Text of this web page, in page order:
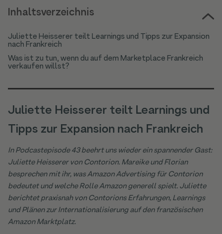
Inhaltsverzeichnis
Juliette Heisserer teilt Learnings und Tipps zur Expansion
nach Frankreich
Was ist zu tun, wenn du auf dem Marketplace Frankreich
verkaufen willst?
Juliette Heisserer teilt Learnings und
Tipps zur Expansion nach Frankreich
In Podcastepisode 43 beehrt uns wieder ein spannender Gast:
Juliette Heisserer von Contorion. Mareike und Florian
besprechen mit ihr, was Amazon Advertising für Contorion
bedeutet und welche Rolle Amazon generell spielt. Juliette
berichtet praxisnah von Contorions Erfahrungen, Learnings
und Plänen zur Internationalisierung auf den französischen
Amazon Marktplatz.